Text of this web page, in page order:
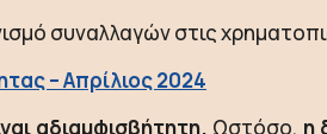
συναλλαγών στις
– Απρίλιος 2024
αδιαμφισβήτητη. Ωστόσο, η